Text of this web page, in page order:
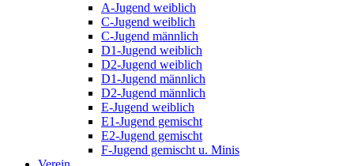
A-Jugend weiblich
C-Jugend weiblich
C-Jugend männlich
D1-Jugend weiblich
D2-Jugend weiblich
D1-Jugend männlich
D2-Jugend männlich
E-Jugend weiblich
E1-Jugend gemischt
E2-Jugend gemischt
F-Jugend gemischt u. Minis